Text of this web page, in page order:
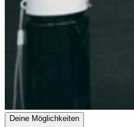
Deine Möglichkeiten